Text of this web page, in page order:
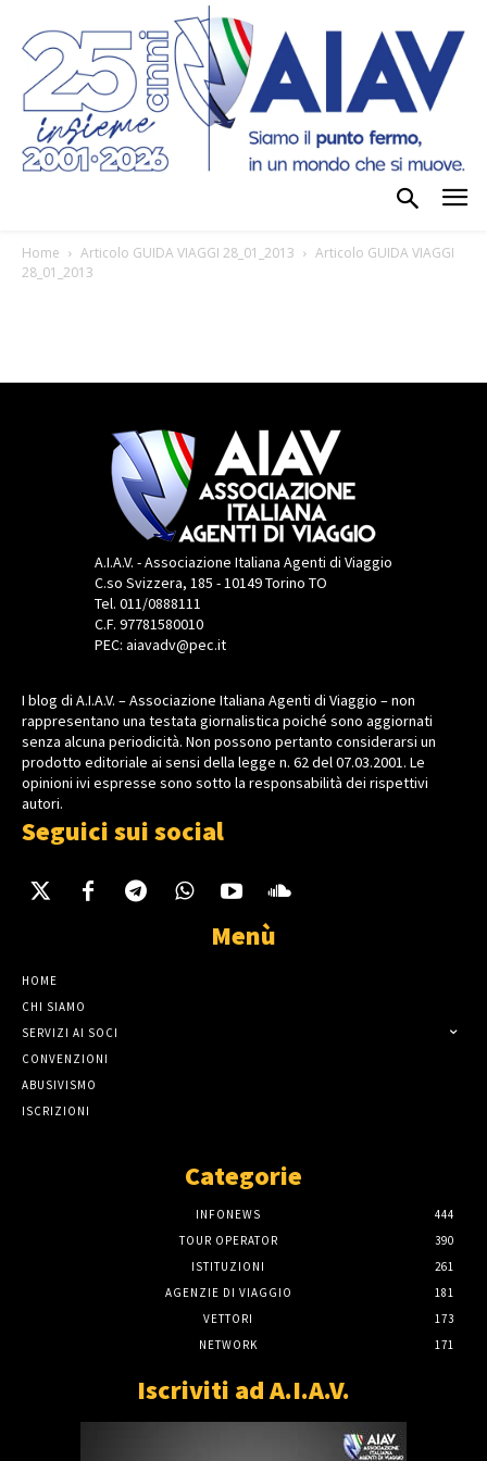
Home Articolo GUIDA VIAGGI 28_01_2013
Articolo GUIDA VIAGGI
28_01_2013
A.I.A.V. - Associazione Italiana Agenti di Viaggio
C.so Svizzera, 185 - 10149 Torino TO
Tel. 011/0888111
C.F. 97781580010
PEC: aiavadv@pec.it
I blog di A.I.A.V. – Associazione Italiana Agenti di Viaggio – non
rappresentano una testata giornalistica poiché sono aggiornati
senza alcuna periodicità. Non possono pertanto considerarsi un
prodotto editoriale ai sensi della legge n. 62 del 07.03.2001. Le
opinioni ivi espresse sono sotto la responsabilità dei rispettivi
autori.
Seguici sui social
Menù
HOME
CHI SIAMO
SERVIZI AI SOCI
CONVENZIONI
ABUSIVISMO
ISCRIZIONI
Categorie
INFONEWS
444
TOUR OPERATOR
390
ISTITUZIONI
261
AGENZIE DI VIAGGIO
181
VETTORI
173
NETWORK
171
Iscriviti ad A.I.A.V.